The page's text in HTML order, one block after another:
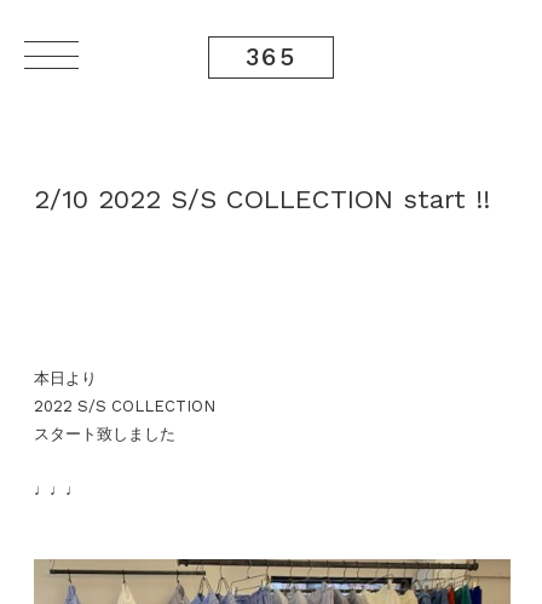
365
2/10 2022 S/S COLLECTION start !!
本日より
2022 S/S COLLECTION
スタート致しました
♩♩♩